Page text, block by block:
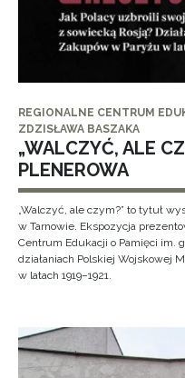
REGIONALNE CENTRUM
ZDZISŁAWA BASZAKA
„WALCZYĆ, ALE
PLENEROWA
„Walczyć, ale czym?” to tytuł
w Tarnowie. Ekspozycja
Centrum Edukacji o Pamięci im.
działaniach Polskiej Wojskowej
w latach 1919–1921.